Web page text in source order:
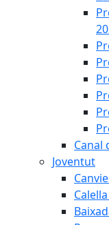
Canal
Joventut